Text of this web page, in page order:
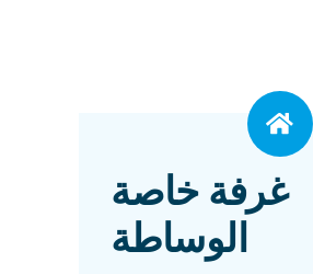
غرفة خاصة
الوساطة